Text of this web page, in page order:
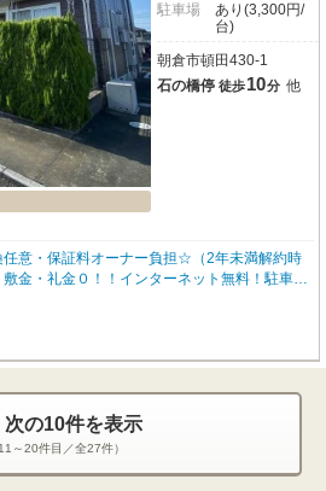
駐車場
あり(3,300円/
台)
朝倉市頓田430-1
石の橋停 徒歩10分 他
意・保証料オーナー負担☆（2年未満解約時
金・礼金０！！インターネット無料！駐車場
心！！
次の10件を表示
11～20件目／全27件）